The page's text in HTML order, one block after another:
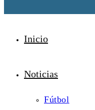
Inicio
Noticias
Fútbol